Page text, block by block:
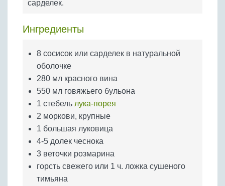
Бобовые
Крупы
сарделек.
Ингредиенты
8 сосисок или сарделек в натуральной
оболочке
280 мл красного вина
550 мл говяжьего бульона
1 стебель лука-порея
2 моркови, крупные
1 большая луковица
4-5 долек чеснока
3 веточки розмарина
горсть свежего или 1 ч. ложка сушеного
тимьяна